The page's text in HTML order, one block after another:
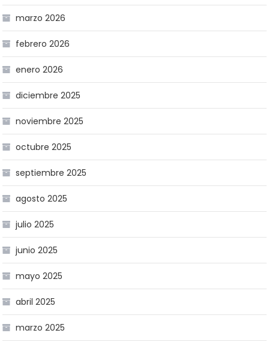
marzo 2026
febrero 2026
enero 2026
diciembre 2025
noviembre 2025
octubre 2025
septiembre 2025
agosto 2025
julio 2025
junio 2025
mayo 2025
abril 2025
marzo 2025